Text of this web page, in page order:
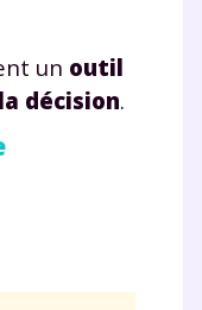
un outil
décision.